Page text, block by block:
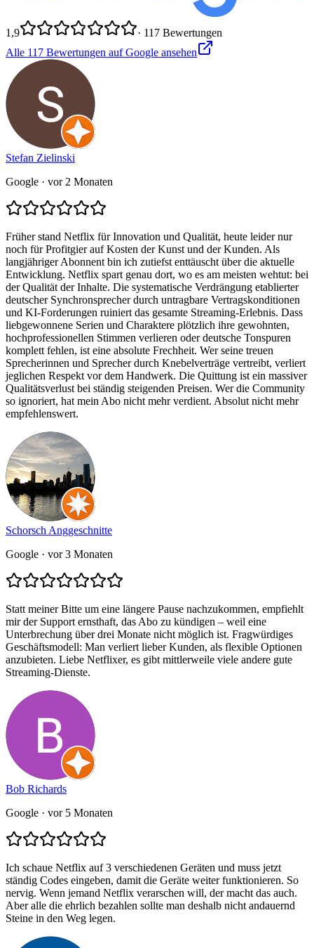
1,9 · 117 Bewertungen
Alle 117 Bewertungen auf Google ansehen
Stefan Zielinski
Google · vor 2 Monaten
Früher stand Netflix für Innovation und Qualität, heute leider nur
noch für Profitgier auf Kosten der Kunst und der Kunden. Als
langjähriger Abonnent bin ich zutiefst enttäuscht über die aktuelle
Entwicklung. Netflix spart genau dort, wo es am meisten wehtut: bei
der Qualität der Inhalte. Die systematische Verdrängung etablierter
deutscher Synchronsprecher durch untragbare Vertragskonditionen
und KI-Forderungen ruiniert das gesamte Streaming-Erlebnis. Dass
liebgewonnene Serien und Charaktere plötzlich ihre gewohnten,
hochprofessionellen Stimmen verlieren oder deutsche Tonspuren
komplett fehlen, ist eine absolute Frechheit. Wer seine treuen
Sprecherinnen und Sprecher durch Knebelverträge vertreibt, verliert
jeglichen Respekt vor dem Handwerk. Die Quittung ist ein massiver
Qualitätsverlust bei ständig steigenden Preisen. Wer die Community
so ignoriert, hat mein Abo nicht mehr verdient. Absolut nicht mehr
empfehlenswert.
Schorsch Anggeschnitte
Google · vor 3 Monaten
Statt meiner Bitte um eine längere Pause nachzukommen, empfiehlt
mir der Support ernsthaft, das Abo zu kündigen – weil eine
Unterbrechung über drei Monate nicht möglich ist. Fragwürdiges
Geschäftsmodell: Man verliert lieber Kunden, als flexible Optionen
anzubieten. Liebe Netflixer, es gibt mittlerweile viele andere gute
Streaming-Dienste.
Bob Richards
Google · vor 5 Monaten
Ich schaue Netflix auf 3 verschiedenen Geräten und muss jetzt
ständig Codes eingeben, damit die Geräte weiter funktionieren. So
nervig. Wenn jemand Netflix verarschen will, der macht das auch.
Aber alle die ehrlich bezahlen sollte man deshalb nicht andauernd
Steine in den Weg legen.